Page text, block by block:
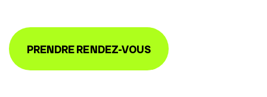
PRENDRE RENDEZ-VOUS